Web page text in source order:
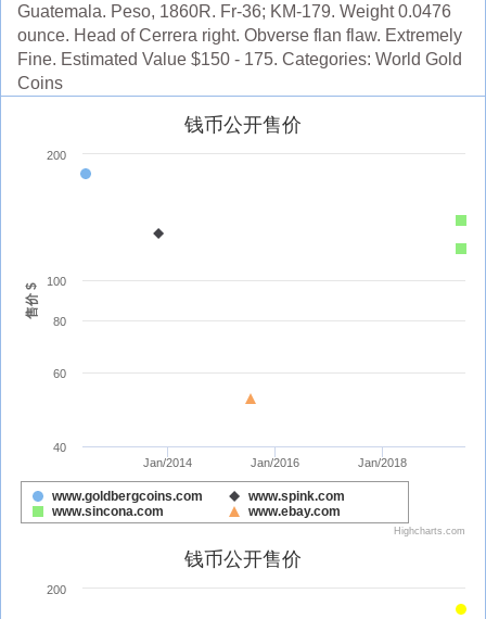
Guatemala. Peso, 1860R. Fr-36; KM-179. Weight 0.0476
ounce. Head of Cerrera right. Obverse flan flaw. Extremely
Fine. Estimated Value $150 - 175. Categories: World Gold
Coins